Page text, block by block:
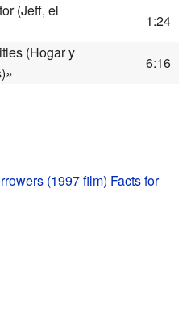
(Jeff, el
1:24
(Hogar y
6:16
(1997 film) Facts for